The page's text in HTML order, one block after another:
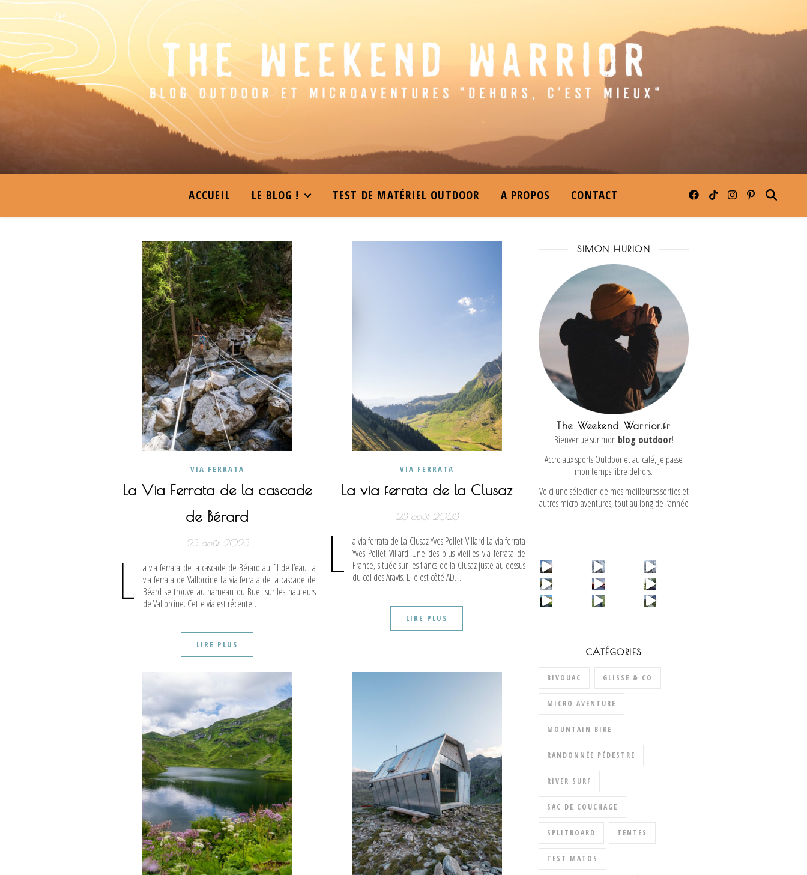
ACCUEIL LE BLOG ! TEST DE MATÉRIEL OUTDOOR A PROPOS CONTACT
VIA FERRATA
La Via Ferrata de la cascade
de Bérard
23 août 2023
L
a via ferrata de la cascade de Bérard au fil de l’eau La
via ferrata de Vallorcine La via ferrata de la cascade de
Béard se trouve au hameau du Buet sur les hauteurs
de Vallorcine. Cette via est récente…
LIRE PLUS
VIA FERRATA
La via ferrata de la Clusaz
23 août 2023
L
a via ferrata de La Clusaz Yves Pollet-Villard La via ferrata
Yves Pollet Villard Une des plus vieilles via ferrata de
France, située sur les flancs de la Clusaz juste au dessus
du col des Aravis. Elle est côté AD…
LIRE PLUS
SIMON HURION
The Weekend Warrior.fr
Bienvenue sur mon blog outdoor!
Accro aux sports Outdoor et au café, Je passe
mon temps libre dehors.
Voici une sélection de mes meilleures sorties et
autres micro-aventures, tout au long de l’année
!
CATÉGORIES
BIVOUAC GLISSE & CO
MICRO AVENTURE
MOUNTAIN BIKE
RANDONNÉE PÉDESTRE
RIVER SURF
SAC DE COUCHAGE
SPLITBOARD TENTES
TEST MATOS